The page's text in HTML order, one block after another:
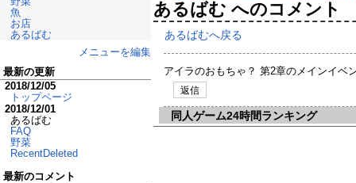
あるばむ へのコメント
あるばむへ戻る
アイラのおもちゃ？ 第2章のメインイ
返信
同人ゲーム24時間ランキング
魚
お店
あるばむ
メニューを編集
最新の更新
2018/12/05
トップページ
2018/12/01
あるばむ
FAQ
野菜
RecentDeleted
最新のコメント